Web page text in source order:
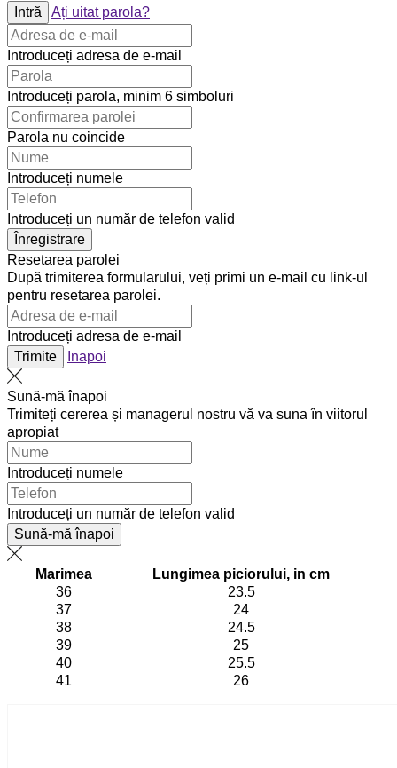
Intră
Ați uitat parola?
Introduceți adresa de e-mail
Introduceți parola, minim 6 simboluri
Parola nu coincide
Introduceți numele
Introduceți un număr de telefon valid
Înregistrare
Resetarea parolei
După trimiterea formularului, veți primi un e-mail cu link-ul
pentru resetarea parolei.
Introduceți adresa de e-mail
Trimite
Inapoi
Sună-mă înapoi
Trimiteți cererea și managerul nostru vă va suna în viitorul
apropiat
Introduceți numele
Introduceți un număr de telefon valid
Sună-mă înapoi
Marimea
Lungimea piciorului, in cm
36
23.5
37
24
38
24.5
39
25
40
25.5
41
26